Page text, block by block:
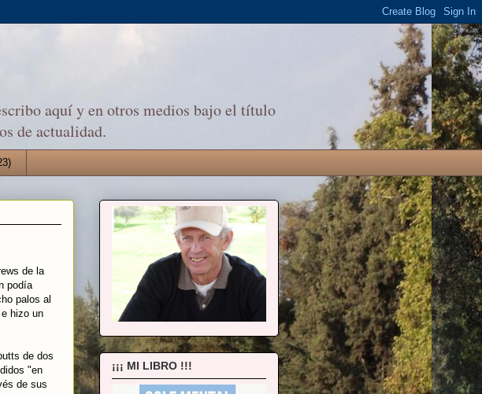
aquí y en otros medios bajo el título
de actualidad.
de la
podía
palos al
hizo un
de dos
"en
de sus
¡¡¡ MI LIBRO !!!